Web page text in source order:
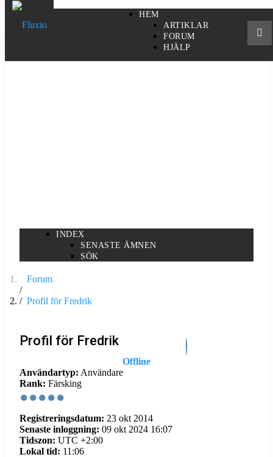
HEM
ARTIKLAR
FORUM
HJÄLP
INDEX
SENASTE ÄMNEN
SÖK
Forum
Profil för Fredrik
Profil för Fredrik
Offline
Användartyp: Användare
Rank: Färsking
Registreringsdatum: 23 okt 2014
Senaste inloggning: 09 okt 2024 16:07
Tidszon: UTC +2:00
Lokal tid: 11:06